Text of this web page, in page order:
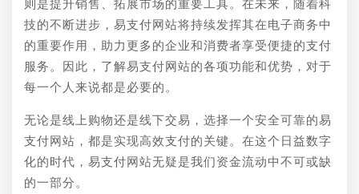
则是提升销售、拓展市场的重要工具。在未来，随着科
技的不断进步，易支付网站将持续发挥其在电子商务中
的重要作用，助力更多的企业和消费者享受便捷的支付
服务。因此，了解易支付网站的各项功能和优势，对于
每一个人来说都是必要的。
无论是线上购物还是线下交易，选择一个安全可靠的易
支付网站，都是实现高效支付的关键。在这个日益数字
化的时代，易支付网站无疑是我们资金流动中不可或缺
的一部分。